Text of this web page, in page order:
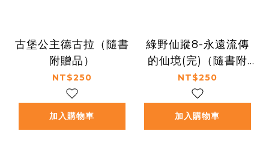
古堡公主德古拉（隨書
附贈品）
NT$250
加入購物車
綠野仙蹤8-永遠流傳
的仙境(完)（隨書附
贈：詞語國奇幻物語）
NT$250
加入購物車